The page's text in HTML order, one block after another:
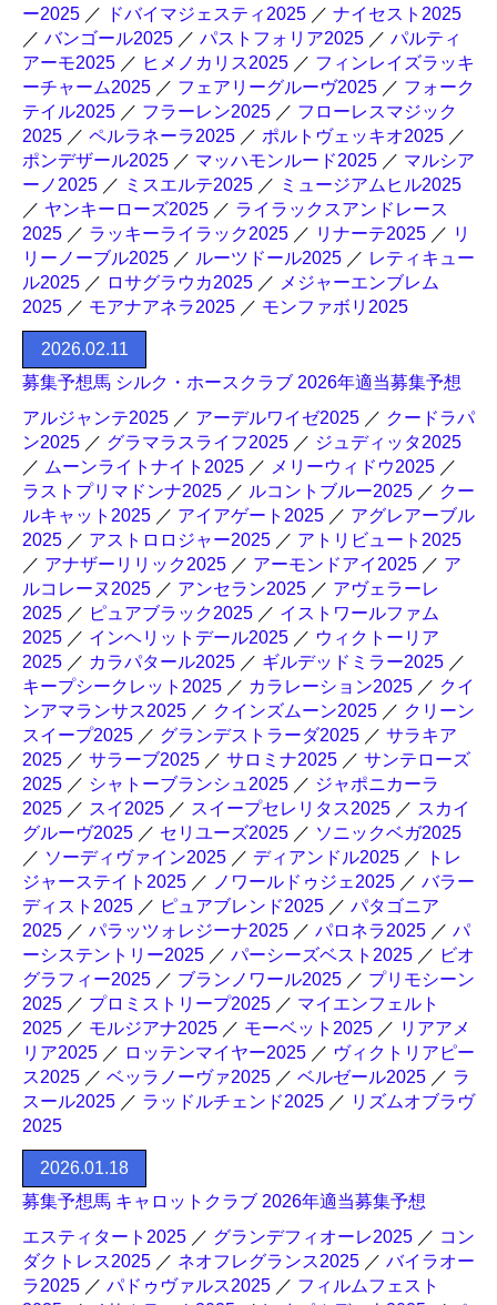
ー2025 ／ ドバイマジェスティ2025 ／ ナイセスト2025
／ バンゴール2025 ／ パストフォリア2025 ／ パルティ
アーモ2025 ／ ヒメノカリス2025 ／ フィンレイズラッキ
ーチャーム2025 ／ フェアリーグルーヴ2025 ／ フォーク
テイル2025 ／ フラーレン2025 ／ フローレスマジック
2025 ／ ペルラネーラ2025 ／ ポルトヴェッキオ2025 ／
ポンデザール2025 ／ マッハモンルード2025 ／ マルシア
ーノ2025 ／ ミスエルテ2025 ／ ミュージアムヒル2025
／ ヤンキーローズ2025 ／ ライラックスアンドレース
2025 ／ ラッキーライラック2025 ／ リナーテ2025 ／ リ
リーノーブル2025 ／ ルーツドール2025 ／ レティキュー
ル2025 ／ ロサグラウカ2025 ／ メジャーエンブレム
2025 ／ モアナアネラ2025 ／ モンファボリ2025
2026.02.11
募集予想馬 シルク・ホースクラブ 2026年適当募集予想
アルジャンテ2025 ／ アーデルワイゼ2025 ／ クードラパ
ン2025 ／ グラマラスライフ2025 ／ ジュディッタ2025
／ ムーンライトナイト2025 ／ メリーウィドウ2025 ／
ラストプリマドンナ2025 ／ ルコントブルー2025 ／ クー
ルキャット2025 ／ アイアゲート2025 ／ アグレアーブル
2025 ／ アストロロジャー2025 ／ アトリビュート2025
／ アナザーリリック2025 ／ アーモンドアイ2025 ／ ア
ルコレーヌ2025 ／ アンセラン2025 ／ アヴェラーレ
2025 ／ ピュアブラック2025 ／ イストワールファム
2025 ／ インヘリットデール2025 ／ ウィクトーリア
2025 ／ カラパタール2025 ／ ギルデッドミラー2025 ／
キープシークレット2025 ／ カラレーション2025 ／ クイ
ンアマランサス2025 ／ クインズムーン2025 ／ クリーン
スイープ2025 ／ グランデストラーダ2025 ／ サラキア
2025 ／ サラーブ2025 ／ サロミナ2025 ／ サンテローズ
2025 ／ シャトーブランシュ2025 ／ ジャポニカーラ
2025 ／ スイ2025 ／ スイープセレリタス2025 ／ スカイ
グルーヴ2025 ／ セリユーズ2025 ／ ソニックベガ2025
／ ソーディヴァイン2025 ／ ディアンドル2025 ／
トレ
ジャーステイト2025 ／ ノワールドゥジェ2025 ／ バラー
ディスト2025 ／ ピュアブレンド2025 ／ パタゴニア
2025 ／ パラッツォレジーナ2025 ／ パロネラ2025 ／ パ
ーシステントリー2025 ／ パーシーズベスト2025 ／ ビオ
グラフィー2025 ／ ブランノワール2025 ／ プリモシーン
2025 ／ プロミストリープ2025 ／ マイエンフェルト
2025 ／ モルジアナ2025 ／ モーベット2025 ／ リアアメ
リア2025 ／ ロッテンマイヤー2025 ／ ヴィクトリアピー
ス2025 ／ ベッラノーヴァ2025 ／ ベルゼール2025 ／ ラ
スール2025 ／ ラッドルチェンド2025 ／ リズムオブラヴ
2025
2026.01.18
募集予想馬 キャロットクラブ 2026年適当募集予想
エスティタート2025 ／ グランデフィオーレ2025 ／ コン
ダクトレス2025 ／ ネオフレグランス2025 ／ バイラオー
ラ2025 ／ パドゥヴァルス2025 ／ フィルムフェスト